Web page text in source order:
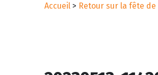
Accueil > Retour sur la fête